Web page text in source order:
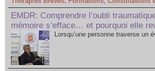
EMDR: Comprendre l’oubli
mémoire s’efface… et pourquoi elle
Lorsqu’une personne traverse un